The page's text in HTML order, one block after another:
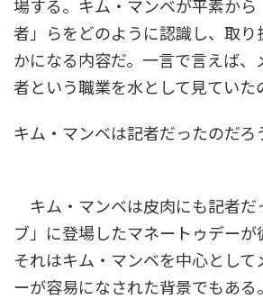
場する。キム・マンベが平素から
者」らをどのように認識し、取り
かになる内容だ。一言で言えば、
者という職業を水として見ていた
キム・マンベは記者だったのだろ
キム・マンベは皮肉にも記者だ
ブ」に登場したマネートゥデーが
それはキム・マンベを中心として
ーが容易になされた背景でもある